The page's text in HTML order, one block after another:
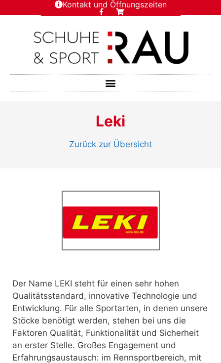
Kontakt und Öffnungszeiten
Leki
Zurück zur Übersicht
Der Name LEKI steht für einen sehr hohen
Qualitätsstandard, innovative Technologie und
Entwicklung. Für alle Sportarten, in denen unsere
Stöcke benötigt werden, stehen bei uns die
Faktoren Qualität, Funktionalität und Sicherheit
an erster Stelle. Großes Engagement und
Erfahrungsaustausch: im Rennsportbereich, mit